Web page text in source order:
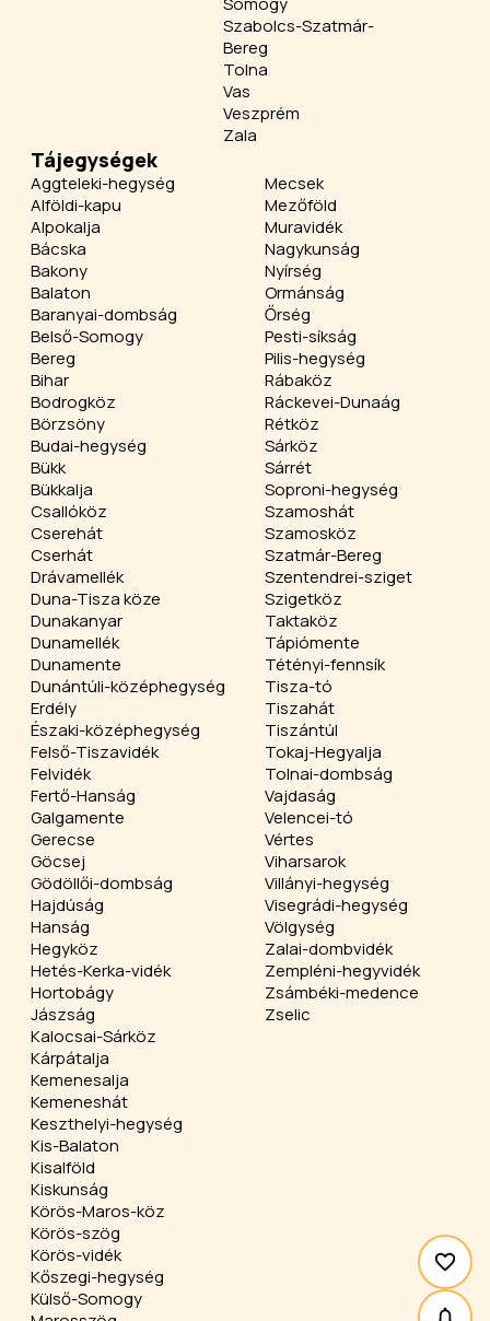
Szabolcs-Szatmár-
Bereg
Tolna
Vas
Veszprém
Zala
Tájegységek
Aggteleki-hegység
Alföldi-kapu
Alpokalja
Bácska
Bakony
Balaton
Baranyai-dombság
Belső-Somogy
Bereg
Bihar
Bodrogköz
Börzsöny
Budai-hegység
Bükk
Bükkalja
Csallóköz
Cserehát
Cserhát
Drávamellék
Duna-Tisza köze
Dunakanyar
Dunamellék
Dunamente
Dunántúli-középhegység
Erdély
Északi-középhegység
Felső-Tiszavidék
Felvidék
Fertő-Hanság
Galgamente
Gerecse
Göcsej
Gödöllői-dombság
Hajdúság
Hanság
Hegyköz
Hetés-Kerka-vidék
Hortobágy
Jászság
Kalocsai-Sárköz
Kárpátalja
Kemenesalja
Kemeneshát
Keszthelyi-hegység
Kis-Balaton
Kisalföld
Kiskunság
Körös-Maros-köz
Körös-szög
Körös-vidék
Kőszegi-hegység
Külső-Somogy
Mecsek
Mezőföld
Muravidék
Nagykunság
Nyírség
Ormánság
Őrség
Pesti-síkság
Pilis-hegység
Rábaköz
Ráckevei-Dunaág
Rétköz
Sárköz
Sárrét
Soproni-hegység
Szamoshát
Szamosköz
Szatmár-Bereg
Szentendrei-sziget
Szigetköz
Taktaköz
Tápiómente
Tétényi-fennsík
Tisza-tó
Tiszahát
Tiszántúl
Tokaj-Hegyalja
Tolnai-dombság
Vajdaság
Velencei-tó
Vértes
Viharsarok
Villányi-hegység
Visegrádi-hegység
Völgység
Zalai-dombvidék
Zempléni-hegyvidék
Zsámbéki-medence
Zselic